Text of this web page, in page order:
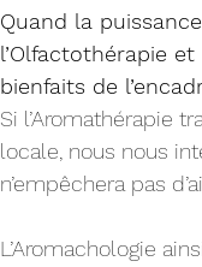
Quand la
l’Olfactothérapie
bienfaits de
Si l’Aromathérapie
locale, nous nous
n’empêchera pas
L’Aromachologie